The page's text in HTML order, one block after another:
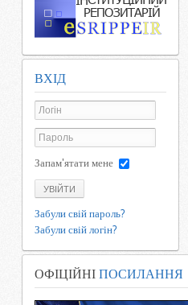
ВХІД
Запам'ятати мене
УВІЙТИ
Забули свій пароль?
Забули свій логін?
ОФІЦІЙНІ ПОСИЛАННЯ